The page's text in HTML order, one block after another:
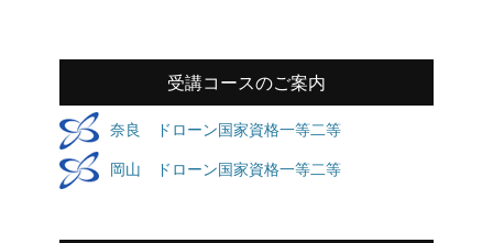
受講コースのご案内
奈良 ドローン国家資格一等二等
岡山 ドローン国家資格一等二等